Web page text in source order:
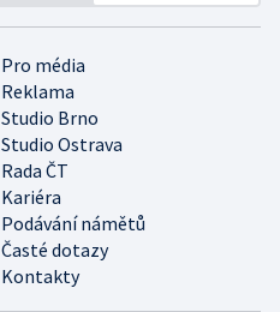
Pro média
Reklama
Studio Brno
Studio Ostrava
Rada ČT
Kariéra
Podávání námětů
Časté dotazy
Kontakty